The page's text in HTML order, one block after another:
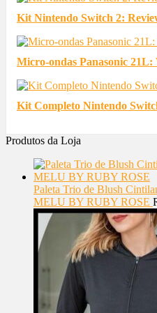
Kit Nintendo Switch 2:
Micro-ondas Panasonic 21L:
Kit Completo Nintendo
Produtos da Loja
Paleta Trio de Blush
MELU BY RUBY ROSE